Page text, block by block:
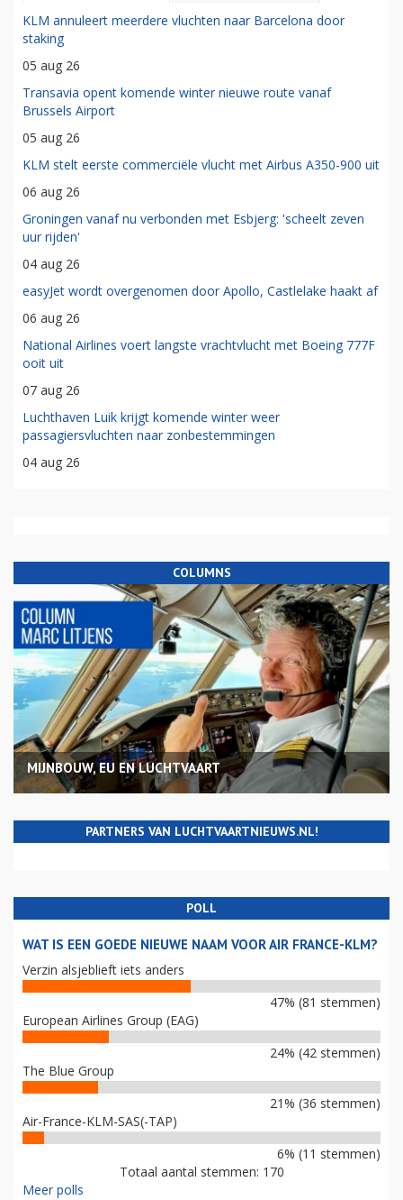
KLM annuleert meerdere vluchten naar Barcelona door
staking
05 aug 26
Transavia opent komende winter nieuwe route vanaf
Brussels Airport
05 aug 26
KLM stelt eerste commerciële vlucht met Airbus A350-900 uit
06 aug 26
Groningen vanaf nu verbonden met Esbjerg: 'scheelt zeven
uur rijden'
04 aug 26
easyJet wordt overgenomen door Apollo, Castlelake haakt af
06 aug 26
National Airlines voert langste vrachtvlucht met Boeing 777F
ooit uit
07 aug 26
Luchthaven Luik krijgt komende winter weer
passagiersvluchten naar zonbestemmingen
04 aug 26
COLUMNS
MIJNBOUW, EU EN LUCHTVAART
PARTNERS VAN LUCHTVAARTNIEUWS.NL!
POLL
WAT IS EEN GOEDE NIEUWE NAAM VOOR AIR FRANCE-KLM?
Verzin alsjeblieft iets anders
47% (81 stemmen)
European Airlines Group (EAG)
24% (42 stemmen)
The Blue Group
21% (36 stemmen)
Air-France-KLM-SAS(-TAP)
6% (11 stemmen)
Totaal aantal stemmen: 170
Meer polls